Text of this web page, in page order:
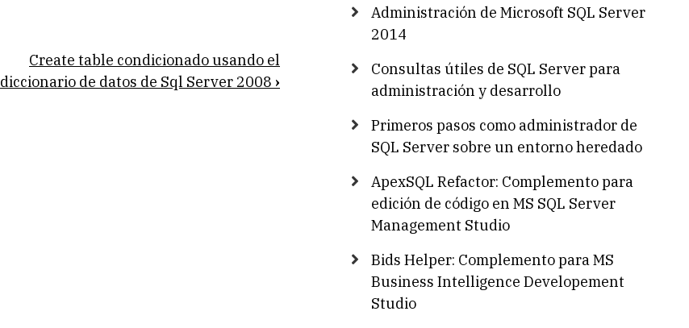
Create table condicionado usando el
diccionario de datos de Sql Server 2008 ›
Administración de Microsoft SQL Server
2014
Consultas útiles de SQL Server para
administración y desarrollo
Primeros pasos como administrador de
SQL Server sobre un entorno heredado
ApexSQL Refactor: Complemento para
edición de código en MS SQL Server
Management Studio
Bids Helper: Complemento para MS
Business Intelligence Developement
Studio